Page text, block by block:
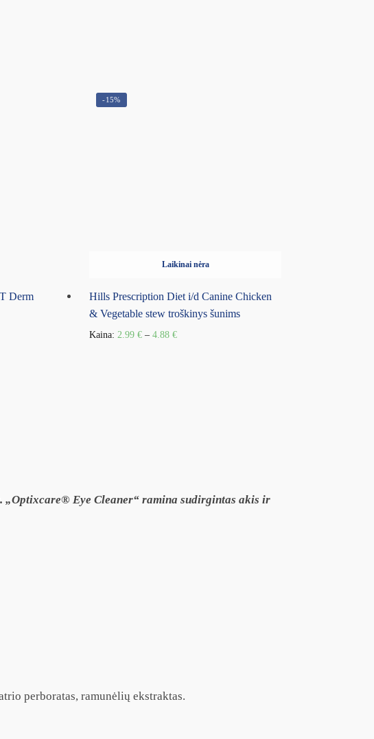
Derm
-15%
Laikinai nėra
Hills Prescription Diet i/d Canine Chicken
& Vegetable stew troškinys šunims
Kaina: 2.99€ –4.88€
Eye Cleaner“ ramina sudirgintas akis ir
perboratas, ramunėlių ekstraktas.